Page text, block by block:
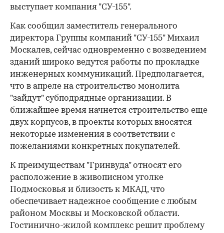
выступает компания "СУ-155".
Как сообщил заместитель генерального
директора Группы компаний "СУ-155" Михаил
Москалев, сейчас одновременно с возведением
зданий широко ведутся работы по прокладке
инженерных коммуникаций. Предполагается,
что в апреле на строительство монолита
"зайдут" субподрядные организации. В
ближайшее время начнется строительство еще
двух корпусов, в проекты которых вносятся
некоторые изменения в соответствии с
пожеланиями конкретных покупателей.
К преимуществам "Гринвуда" относят его
расположение в живописном уголке
Подмосковья и близость к МКАД, что
обеспечивает надежное сообщение с любым
районом Москвы и Московской области.
Гостинично-жилой комплекс решит проблему